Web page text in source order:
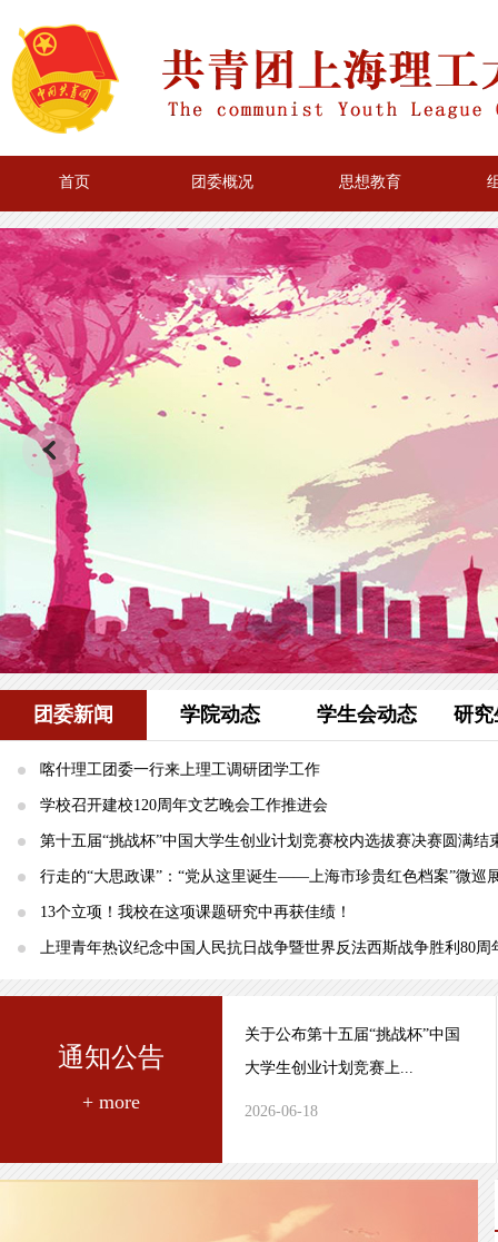
首页 团委概况 思想教育
团委新闻 学院动态 学生会动态 研究
喀什理工团委一行来上理工调研团学工作
学校召开建校120周年文艺晚会工作推进会
第十五届“挑战杯”中国大学生创业计划竞赛校内选拔赛决赛圆满结
行走的“大思政课”：“党从这里诞生——上海市珍贵红色档案”微巡
13个立项！我校在这项课题研究中再获佳绩！
上理青年热议纪念中国人民抗日战争暨世界反法西斯战争胜利80周
通知公告
+ more
关于公布第十五届“挑战杯”中国
大学生创业计划竞赛上...
2026-06-18